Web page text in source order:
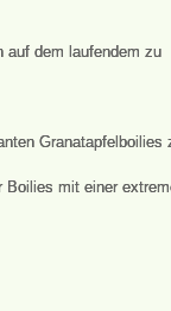
auf dem laufendem zu
Granatapfelboilies
Boilies mit einer